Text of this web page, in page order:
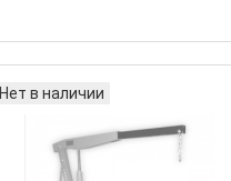
Нет в наличии